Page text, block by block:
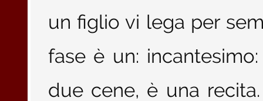
un figlio vi lega per
fase è un:
due cene, è una